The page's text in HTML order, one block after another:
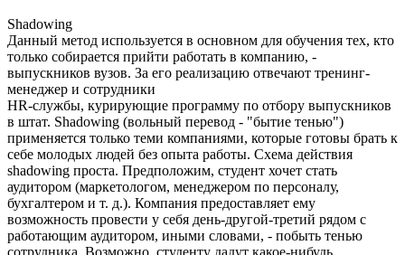
Shadowing
Данный метод используется в основном для обучения тех, кто
только собирается прийти работать в компанию, -
выпускников вузов. За его реализацию отвечают тренинг-
менеджер и сотрудники
HR-службы, курирующие программу по отбору выпускников
в штат. Shadowing (вольный перевод - "бытие тенью")
применяется только теми компаниями, которые готовы брать к
себе молодых людей без опыта работы. Схема действия
shadowing проста. Предположим, студент хочет стать
аудитором (маркетологом, менеджером по персоналу,
бухгалтером и т. д.). Компания предоставляет ему
возможность провести у себя день-другой-третий рядом с
работающим аудитором, иными словами, - побыть тенью
сотрудника. Возможно, студенту дадут какое-нибудь